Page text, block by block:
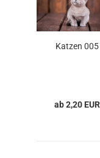
Katzen 005
ab 2,20 EUR